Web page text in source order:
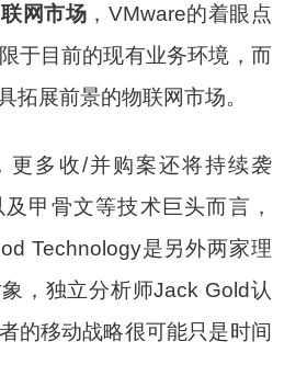
网市场 ，VMware的着眼点
于目前的现有业务环境，而
拓展前景的物联网市场。
更多收/并购案还将持续袭
甲骨文等技术巨头而言，
Technology是另外两家理
，独立分析师Jack Gold认
的移动战略很可能只是时间